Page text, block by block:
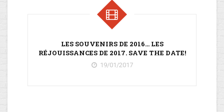
LES SOUVENIRS DE 2016… LES
RÉJOUISSANCES DE 2017. SAVE THE DATE!
19/01/2017